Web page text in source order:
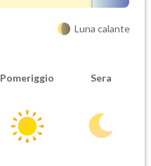
Luna calante
Pomeriggio Sera